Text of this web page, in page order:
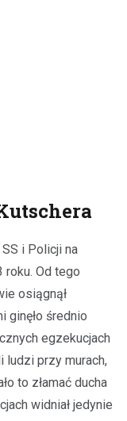
i Policji na
Od tego
osiągnął
ginęło średnio
egzekucjach
ludzi przy murach,
to złamać ducha
widniał jedynie